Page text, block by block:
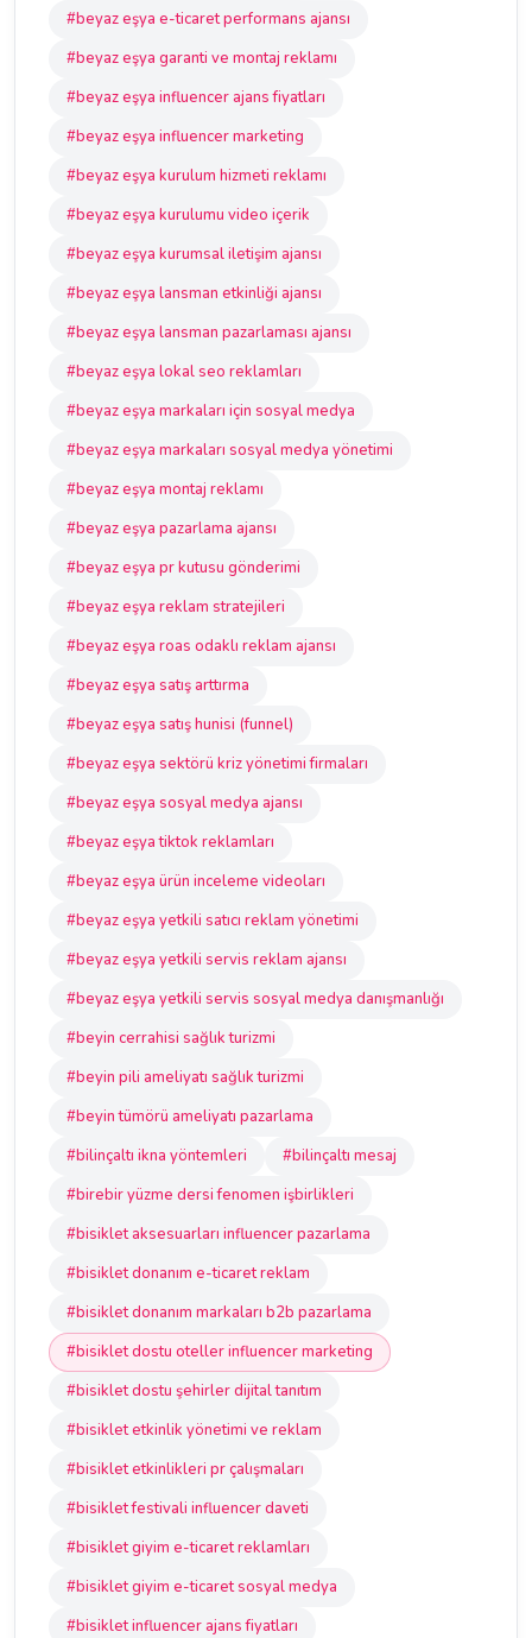
#beyaz eşya e-ticaret performans ajansı
#beyaz eşya garanti ve montaj reklamı
#beyaz eşya influencer ajans fiyatları
#beyaz eşya influencer marketing
#beyaz eşya kurulum hizmeti reklamı
#beyaz eşya kurulumu video içerik
#beyaz eşya kurumsal iletişim ajansı
#beyaz eşya lansman etkinliği ajansı
#beyaz eşya lansman pazarlaması ajansı
#beyaz eşya lokal seo reklamları
#beyaz eşya markaları için sosyal medya
#beyaz eşya markaları sosyal medya yönetimi
#beyaz eşya montaj reklamı
#beyaz eşya pazarlama ajansı
#beyaz eşya pr kutusu gönderimi
#beyaz eşya reklam stratejileri
#beyaz eşya roas odaklı reklam ajansı
#beyaz eşya satış arttırma
#beyaz eşya satış hunisi (funnel)
#beyaz eşya sektörü kriz yönetimi firmaları
#beyaz eşya sosyal medya ajansı
#beyaz eşya tiktok reklamları
#beyaz eşya ürün inceleme videoları
#beyaz eşya yetkili satıcı reklam yönetimi
#beyaz eşya yetkili servis reklam ajansı
#beyaz eşya yetkili servis sosyal medya danışmanlığı
#beyin cerrahisi sağlık turizmi
#beyin pili ameliyatı sağlık turizmi
#beyin tümörü ameliyatı pazarlama
#bilinçaltı ikna yöntemleri
#bilinçaltı mesaj
#birebir yüzme dersi fenomen işbirlikleri
#bisiklet aksesuarları influencer pazarlama
#bisiklet donanım e-ticaret reklam
#bisiklet donanım markaları b2b pazarlama
#bisiklet dostu oteller influencer marketing
#bisiklet dostu şehirler dijital tanıtım
#bisiklet etkinlik yönetimi ve reklam
#bisiklet etkinlikleri pr çalışmaları
#bisiklet festivali influencer daveti
#bisiklet giyim e-ticaret reklamları
#bisiklet giyim e-ticaret sosyal medya
#bisiklet influencer ajans fiyatları